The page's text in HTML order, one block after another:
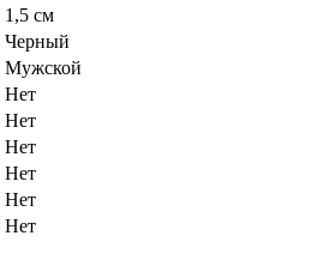
1,5 см
Черный
Мужской
Нет
Нет
Нет
Нет
Нет
Нет